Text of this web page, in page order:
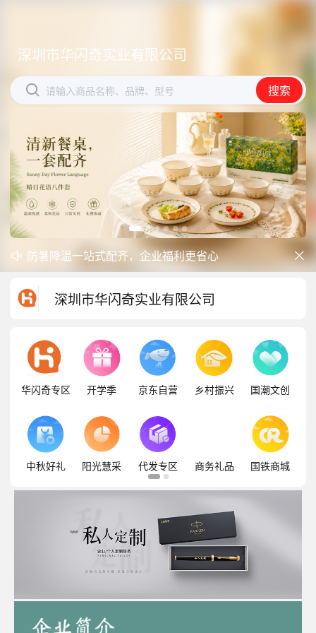
深圳市华闪奇实业有限公司
 请输入商品名称、品牌、型号 搜索
深圳市华闪奇实业有限公司
 请输入商品名称、品牌、型号 搜索

防暑降温一站式配齐，企业福利更省心
开学季礼品专区现已正式上线！

深圳市华闪奇实业有限公司
华闪奇专区 开学季 京东自营 乡村振兴 国潮文创
中秋好礼 阳光慧采 代发专区 商务礼品 国铁商城